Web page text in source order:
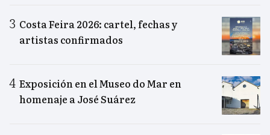
Costa Feira 2026: cartel, fechas y
artistas confirmados
Exposición en el Museo do Mar en
homenaje a José Suárez